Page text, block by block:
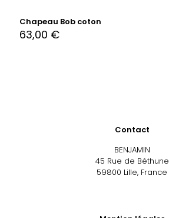
Chapeau Bob coton
63,00 €
Contact
BENJAMIN
45 Rue de Béthune
59800 Lille, France